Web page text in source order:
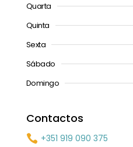
Quarta
Quinta
Sexta
Sábado
Domingo
Contactos
 +351 919 090 375